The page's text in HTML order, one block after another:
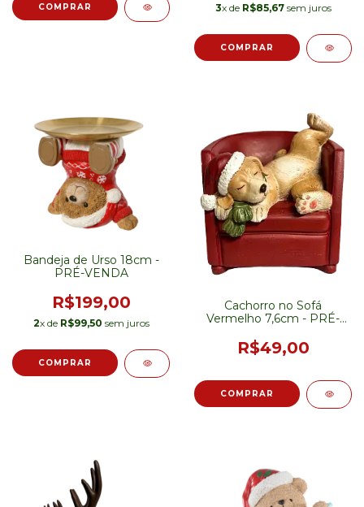
3x de R$85,67sem juros
Bandeja de Urso 18cm -
PRÉ-VENDA
R$199,00
2x de R$99,50 sem juros
Cachorro no Sofá
Vermelho 7,6cm - PRÉ-
R$49,00